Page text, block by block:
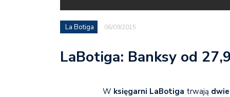
La Botiga 06/09/2015
LaBotiga: Banksy od
W księgarni LaBotiga trwają